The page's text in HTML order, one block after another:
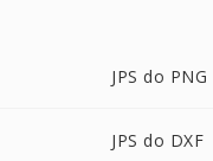
JPS do PNG
JPS do DXF